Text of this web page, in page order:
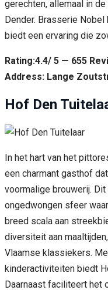
gerechten, allemaal in
Dender. Brasserie
biedt een ervaring die
Rating:4.4/ 5 — 655
Address: Lange
Hof Den
In het hart van het
een charmant gasthof
voormalige brouwerij.
ongedwongen sfeer
breed scala aan
diversiteit aan
Vlaamse klassiekers.
kinderactiviteiten biedt
Daarnaast faciliteert